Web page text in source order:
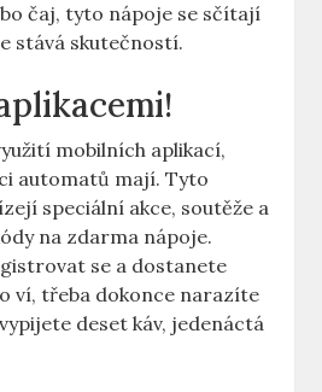
čaj, tyto nápoje se sčítají
stává skutečností.
mobilních aplikací,
automatů mají. Tyto
speciální akce, soutěže a
na zdarma nápoje.
se a dostanete
ví, třeba dokonce narazíte
deset káv, jedenáctá